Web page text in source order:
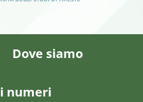
Dove siamo
numeri